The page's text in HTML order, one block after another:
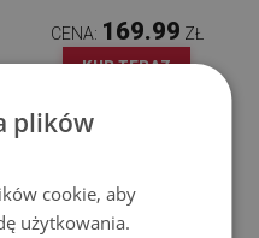
CENA: 169.99 ZŁ
KUP TERAZ
plików
cookie, aby
użytkowania.